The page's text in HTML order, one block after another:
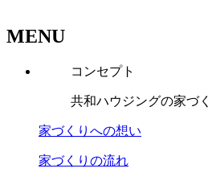
MENU
コンセプト
共和ハウジングの家づ
家づくりへの想い
家づくりの流れ